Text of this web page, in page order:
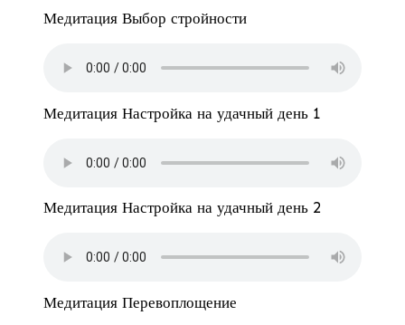
Медитация Выбор стройности
Медитация Настройка на удачный день 1
Медитация Настройка на удачный день 2
Медитация Перевоплощение